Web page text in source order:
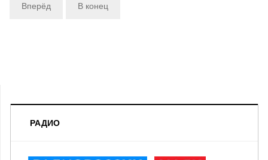
Вперёд В конец
РАДИО